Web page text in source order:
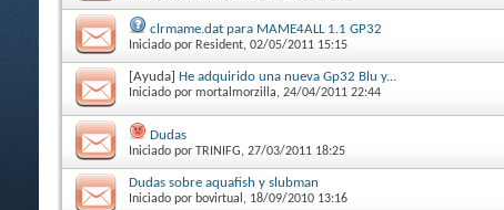
clrmame.dat para MAME4ALL 1.1 GP32
Iniciado por Resident, 02/05/2011 15:15
[Ayuda] He adquirido una nueva Gp32 Blu y...
Iniciado por mortalmorzilla, 24/04/2011 22:44
Dudas
Iniciado por TRINIFG, 27/03/2011 18:25
Dudas sobre aquafish y slubman
Iniciado por bovirtual , 18/09/2010 13:16